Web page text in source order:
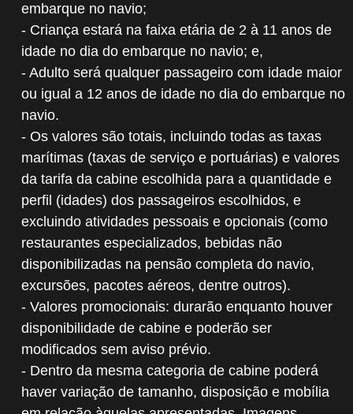
embarque no navio;
- Criança estará na faixa etária de 2 à 11 anos de
idade no dia do embarque no navio; e,
- Adulto será qualquer passageiro com idade maior
ou igual a 12 anos de idade no dia do embarque no
navio.
- Os valores são totais, incluindo todas as taxas
marítimas (taxas de serviço e portuárias) e valores
da tarifa da cabine escolhida para a quantidade e
perfil (idades) dos passageiros escolhidos, e
excluindo atividades pessoais e opcionais (como
restaurantes especializados, bebidas não
disponibilizadas na pensão completa do navio,
excursões, pacotes aéreos, dentre outros).
- Valores promocionais: durarão enquanto houver
disponibilidade de cabine e poderão ser
modificados sem aviso prévio.
- Dentro da mesma categoria de cabine poderá
haver variação de tamanho, disposição e mobília